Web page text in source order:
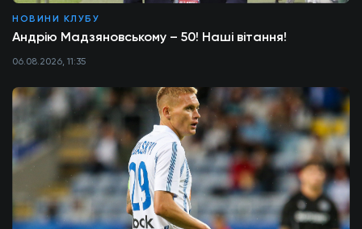
НОВИНИ КЛУБУ
Андрію Мадзяновському – 50! Наші вітання!
06.08.2026, 11:35